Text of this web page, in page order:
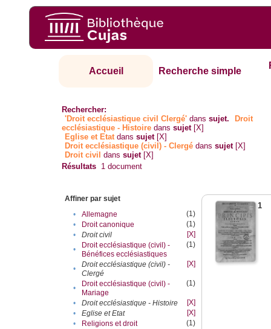
Accueil Recherche simple
Rechercher:
'Droit ecclésiastique civil Clergé' danssujet.
Droit
ecclésiastique - Histoire danssujet [X]
Eglise et Etatdanssujet [X]
Droit ecclésiastique (civil) - Clergé danssujet [X]
Droit civil danssujet [X]
Résultats 1 document
Affiner par sujet
•
Allemagne
(1)
•
Droit canonique
(1)
•
Droit civil
[X]
•
Droit ecclésiastique (civil) -
Bénéfices ecclésiastiques
(1)
•
Droit ecclésiastique (civil) -
Clergé
[X]
•
Droit ecclésiastique (civil) -
Mariage
(1)
• Droit ecclésiastique - Histoire
[X]
•
Eglise et Etat
[X]
•
Religions et droit
(1)
1